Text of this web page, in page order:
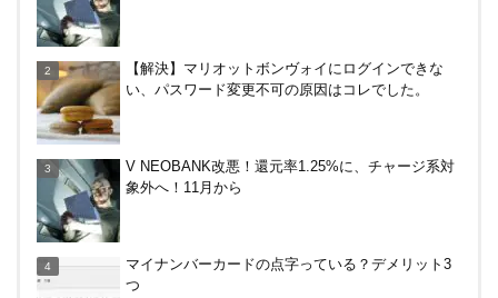
上げる鍵になる！オートチャージなどメリット・デ
メリットまとめ
型）を3ヶ月使ってみた感想
伴者人数などを紹介
【解決】マリオットボンヴォイにログインできな
い、パスワード変更不可の原因はコレでした。
V NEOBANK改悪！還元率1.25%に、チャージ系対
象外へ！11月から
マイナンバーカードの点字っている？デメリット3
つ